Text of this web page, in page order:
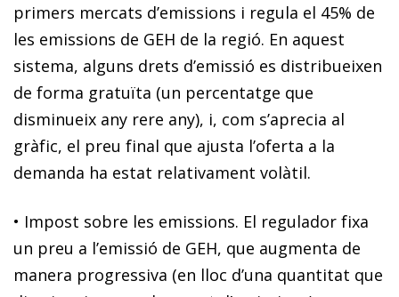
primers mercats d’emissions i regula el 45% de
les emissions de GEH de la regió. En aquest
sistema, alguns drets d’emissió es distribueixen
de forma gratuïta (un percentatge que
disminueix any rere any), i, com s’aprecia al
gràfic, el preu final que ajusta l’oferta a la
demanda ha estat relativament volàtil.
• Impost sobre les emissions. El regulador fixa
un preu a l’emissió de GEH, que augmenta de
manera progressiva (en lloc d’una quantitat que